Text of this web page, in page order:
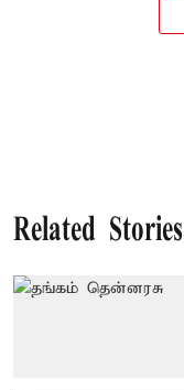
Related Stories